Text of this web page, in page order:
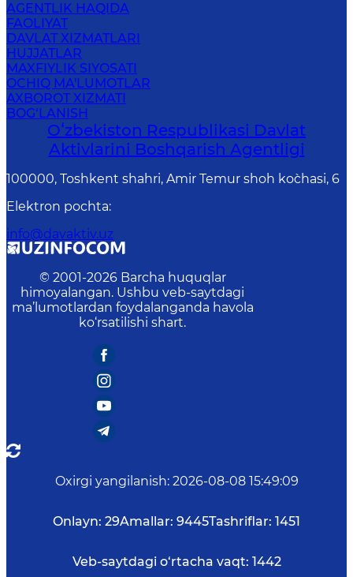
AGENTLIK HAQIDA
FAOLIYAT
DAVLAT XIZMATLARI
HUJJATLAR
MAXFIYLIK SIYOSATI
OCHIQ MA'LUMOTLAR
AXBOROT XIZMATI
BOG‘LANISH
Oʻzbekiston Respublikasi Davlat
Aktivlarini Boshqarish Agentligi
100000, Toshkent shahri, Amir Temur shoh ko`chasi, 6
Elektron pochta:
info@davaktiv.uz
© 2001-2026 Barcha huquqlar
himoyalangan. Ushbu veb-saytdagi
ma’lumotlardan foydalanganda havola
ko‘rsatilishi shart.
Oxirgi yangilanish: 2026-08-08 15:49:09
Onlayn: 29Amallar: 9445Tashriflar: 1451
Veb-saytdagi o‘rtacha vaqt: 1442